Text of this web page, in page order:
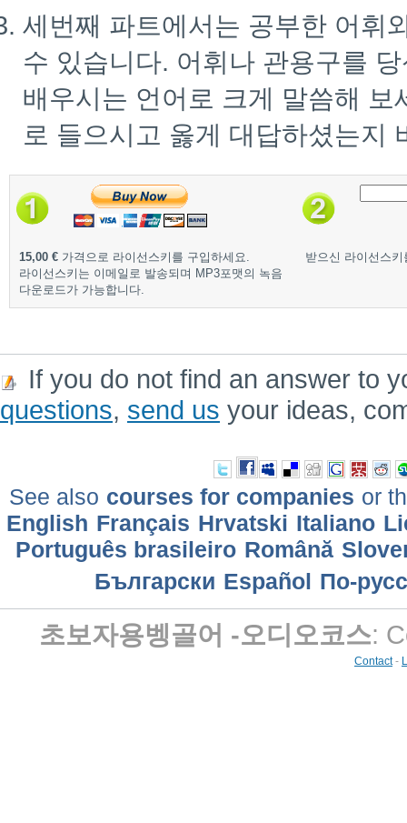
세번째 파트에서는 공부한 어휘
수 있습니다. 어휘나 관용구를
배우시는 언어로 크게 말씀해
로 들으시고 옳게 대답하셨는지
15,00 € 가격으로 라이선스키를 구입하세요.
라이선스키는 이메일로 발송되며 MP3포맷의 녹음
다운로드가 가능합니다.
받으신 라이선스
If you do not find an answer to
questions, send us your ideas,
See also courses for companies or
English Français Hrvatski Italiano
Português brasileiro Română
Български Еspañol По-
초보자용벵골어 -오디오코스:
Contact-